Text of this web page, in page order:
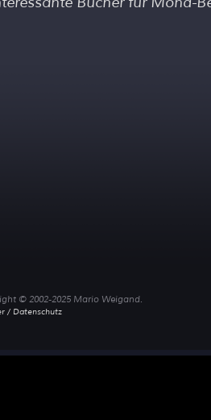
© 2002-2025 Mario Weigand.
/ Datenschutz